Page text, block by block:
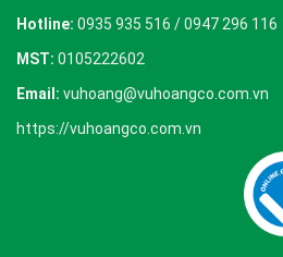
Hotline: 0935 935 516 / 0947 296 116
MST: 0105222602
Email: vuhoang@vuhoangco.com.vn
https://vuhoangco.com.vn